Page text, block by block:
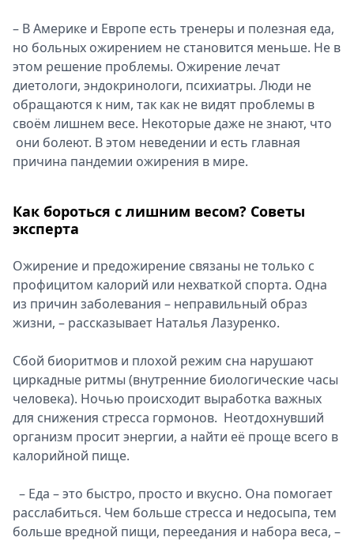
– В Америке и Европе есть тренеры и полезная еда,
но больных ожирением не становится меньше. Не в
этом решение проблемы. Ожирение лечат
диетологи, эндокринологи, психиатры. Люди не
обращаются к ним, так как не видят проблемы в
своём лишнем весе. Некоторые даже не знают, что
они болеют. В этом неведении и есть главная
причина пандемии ожирения в мире.
Как бороться с лишним весом? Советы
эксперта
Ожирение и предожирение связаны не только с
профицитом калорий или нехваткой спорта. Одна
из причин заболевания – неправильный образ
жизни, – рассказывает Наталья Лазуренко.
Сбой биоритмов и плохой режим сна нарушают
циркадные ритмы (внутренние биологические часы
человека). Ночью происходит выработка важных
для снижения стресса гормонов. Неотдохнувший
организм просит энергии, а найти её проще всего в
калорийной пище.
– Еда – это быстро, просто и вкусно. Она помогает
расслабиться. Чем больше стресса и недосыпа, тем
больше вредной пищи, переедания и набора веса, –